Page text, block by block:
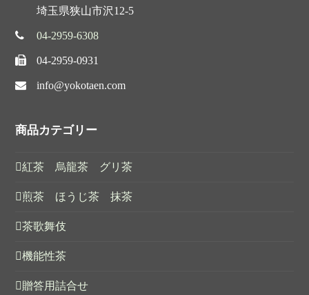
埼玉県狭山市沢12-5
04-2959-6308
04-2959-0931
info@yokotaen.com
商品カテゴリー
紅茶 烏龍茶 グリ茶
煎茶 ほうじ茶 抹茶
茶歌舞伎
機能性茶
贈答用詰合せ